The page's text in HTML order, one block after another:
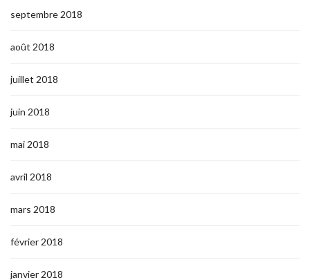
septembre 2018
août 2018
juillet 2018
juin 2018
mai 2018
avril 2018
mars 2018
février 2018
janvier 2018